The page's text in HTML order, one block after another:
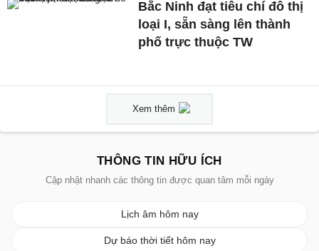
Bắc Ninh đạt tiêu chí đô thị
loại I, sẵn sàng lên thành
phố trực thuộc TW
Xem thêm
THÔNG TIN HỮU ÍCH
Cập nhật nhanh các thông tin được quan tâm mỗi ngày
Lịch âm hôm nay
Dự báo thời tiết hôm nay